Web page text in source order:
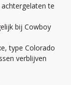
te
bij Cowboy
type Colorado
verblijven